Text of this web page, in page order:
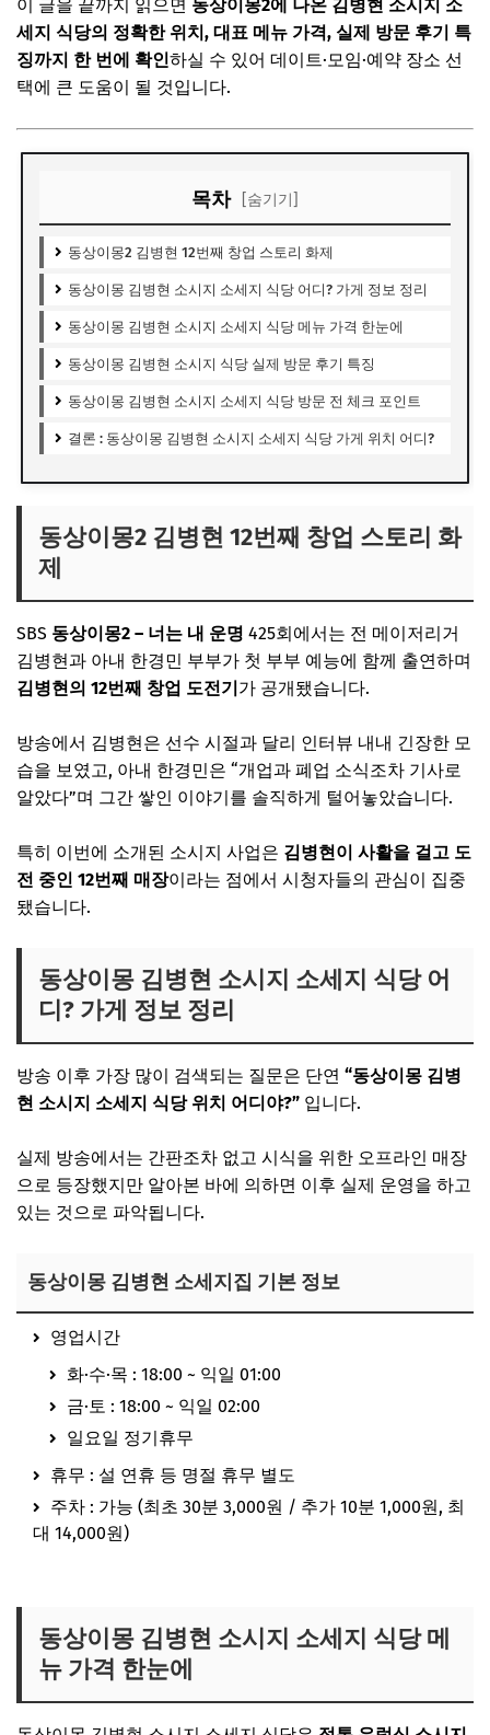
이 글을 끝까지 읽으면 동상이몽2에 나온 김병현 소시지 소
세지 식당의 정확한 위치, 대표 메뉴 가격, 실제 방문 후기 특
징까지 한 번에 확인하실 수 있어 데이트·모임·예약 장소 선
택에 큰 도움이 될 것입니다.
목차 [숨기기]
동상이몽2 김병현 12번째 창업 스토리 화제
동상이몽 김병현 소시지 소세지 식당 어디? 가게 정보 정리
동상이몽 김병현 소시지 소세지 식당 메뉴 가격 한눈에
동상이몽 김병현 소시지 식당 실제 방문 후기 특징
동상이몽 김병현 소시지 소세지 식당 방문 전 체크 포인트
결론 : 동상이몽 김병현 소시지 소세지 식당 가게 위치 어디?
동상이몽2 김병현 12번째 창업 스토리 화
제
SBS 동상이몽2 – 너는 내 운명 425회에서는 전 메이저리거
김병현과 아내 한경민 부부가 첫 부부 예능에 함께 출연하며
김병현의 12번째 창업 도전기가 공개됐습니다.
방송에서 김병현은 선수 시절과 달리 인터뷰 내내 긴장한 모
습을 보였고, 아내 한경민은 “개업과 폐업 소식조차 기사로
알았다”며 그간 쌓인 이야기를 솔직하게 털어놓았습니다.
특히 이번에 소개된 소시지 사업은 김병현이 사활을 걸고 도
전 중인 12번째 매장이라는 점에서 시청자들의 관심이 집중
됐습니다.
동상이몽 김병현 소시지 소세지 식당 어
디? 가게 정보 정리
방송 이후 가장 많이 검색되는 질문은 단연 “동상이몽 김병
현 소시지 소세지 식당 위치 어디야?” 입니다.
실제 방송에서는 간판조차 없고 시식을 위한 오프라인 매장
으로 등장했지만 알아본 바에 의하면 이후 실제 운영을 하고
있는 것으로 파악됩니다.
동상이몽 김병현 소세지집 기본 정보
영업시간
화·수·목 : 18:00 ~ 익일 01:00
금·토 : 18:00 ~ 익일 02:00
일요일 정기휴무
휴무 : 설 연휴 등 명절 휴무 별도
주차 : 가능 (최초 30분 3,000원 / 추가 10분 1,000원, 최
대 14,000원)
동상이몽 김병현 소시지 소세지 식당 메
뉴 가격 한눈에